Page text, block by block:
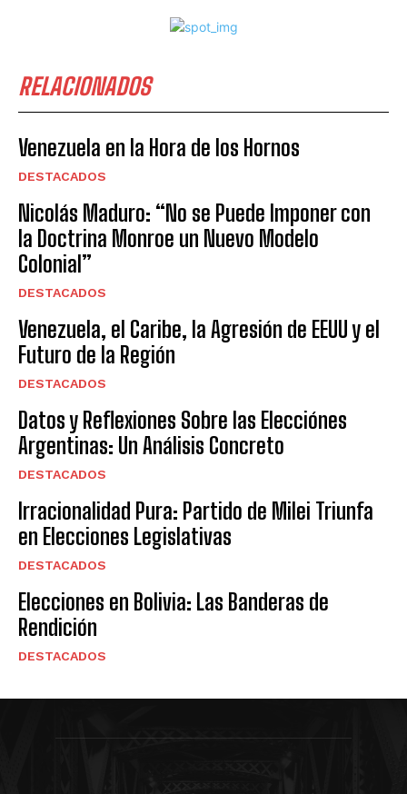
RELACIONADOS
Venezuela en la Hora de los Hornos
DESTACADOS
Nicolás Maduro: “No se Puede Imponer con
la Doctrina Monroe un Nuevo Modelo
Colonial”
DESTACADOS
Venezuela, el Caribe, la Agresión de EEUU y el
Futuro de la Región
DESTACADOS
Datos y Reflexiones Sobre las Elecciónes
Argentinas: Un Análisis Concreto
DESTACADOS
Irracionalidad Pura: Partido de Milei Triunfa
en Elecciones Legislativas
DESTACADOS
Elecciones en Bolivia: Las Banderas de
Rendición
DESTACADOS